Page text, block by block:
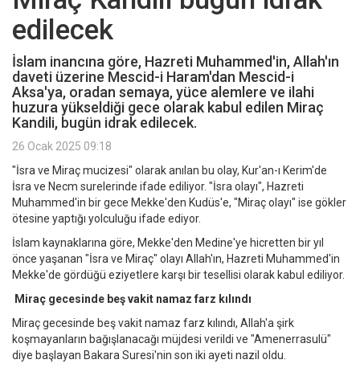
edilecek
İslam inancına göre, Hazreti Muhammed'in, Allah'ın
daveti üzerine Mescid-i Haram'dan Mescid-i
Aksa'ya, oradan semaya, yüce alemlere ve ilahi
huzura yükseldiği gece olarak kabul edilen Miraç
Kandili, bugün idrak edilecek.
26 Ocak 2025 09:18
"İsra ve Miraç mucizesi" olarak anılan bu olay, Kur'an-ı Kerim'de
İsra ve Necm surelerinde ifade ediliyor. "İsra olayı", Hazreti
Muhammed'in bir gece Mekke'den Kudüs'e, "Miraç olayı" ise gökler
ötesine yaptığı yolculuğu ifade ediyor.
İslam kaynaklarına göre, Mekke'den Medine'ye hicretten bir yıl
önce yaşanan "İsra ve Miraç" olayı Allah'ın, Hazreti Muhammed'in
Mekke'de gördüğü eziyetlere karşı bir tesellisi olarak kabul ediliyor.
Miraç gecesinde beş vakit namaz farz kılındı
Miraç gecesinde beş vakit namaz farz kılındı, Allah'a şirk
koşmayanların bağışlanacağı müjdesi verildi ve "Amenerrasulü"
diye başlayan Bakara Suresi'nin son iki ayeti nazil oldu.